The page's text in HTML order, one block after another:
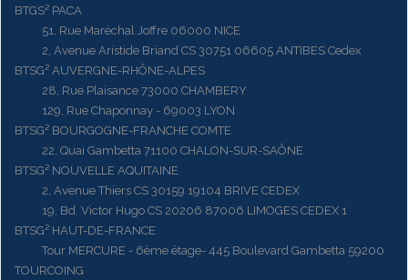
BTGS² PACA
51, Rue Maréchal Joffre 06000 NICE
2, Avenue Aristide Briand CS 30751 06605 ANTIBES Cedex
BTSG² AUVERGNE-RHÔNE-ALPES
28, Rue Plaisance 73000 CHAMBERY
129, Rue Chaponnay - 69003 LYON
BTSG² BOURGOGNE-FRANCHE COMTE
22, Quai Gambetta 71100 CHALON-SUR-SAÔNE
BTSG² NOUVELLE AQUITAINE
2, Avenue Thiers CS 30159 19104 BRIVE CEDEX
19, Bd. Victor Hugo CS 20206 87006 LIMOGES CEDEX 1
BTSG² HAUT-DE-FRANCE
Tour MERCURE - 6ème étage- 445 Boulevard Gambetta 59200
TOURCOING